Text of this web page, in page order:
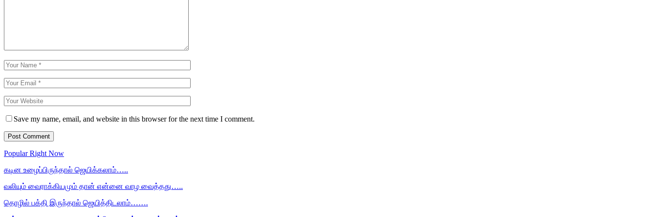
Save my name, email, and website in this browser for the next time I comment.
Popular Right Now
கடின உழைப்பிருந்தால் ஜெயிக்கலாம்…..
வலியும் வைராக்கியமும் தான் என்னை வாழ வைத்தது…..
தொழில் பக்தி இருந்தால் ஜெயித்திடலாம்…….